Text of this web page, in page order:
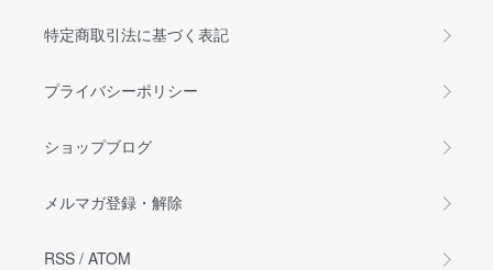
特定商取引法に基づく表記
プライバシーポリシー
ショップブログ
メルマガ登録・解除
RSS / ATOM